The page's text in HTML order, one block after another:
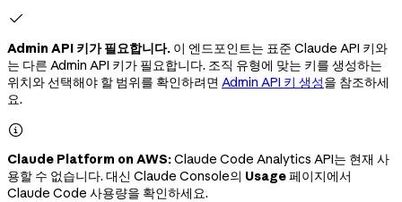

Admin API 키가 필요합니다. 이 엔드포인트는 표준 Claude API 키와
는 다른 Admin API 키가 필요합니다. 조직 유형에 맞는 키를 생성하는
위치와 선택해야 할 범위를 확인하려면 Admin API 키 생성을 참조하세
요.

Claude Platform on AWS:Claude Code Analytics API는 현재 사
용할 수 없습니다. 대신 Claude Console의 Usage페이지에서
Claude Code 사용량을 확인하세요.